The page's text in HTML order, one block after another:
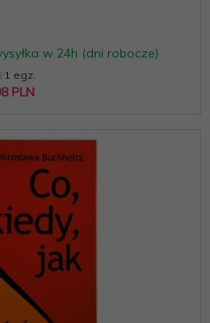
w 24h (dni robocze)
1 egz.
PLN